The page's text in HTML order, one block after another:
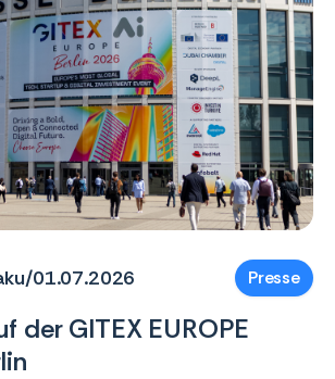
/01.07.2026 Presse
der GITEX EUROPE